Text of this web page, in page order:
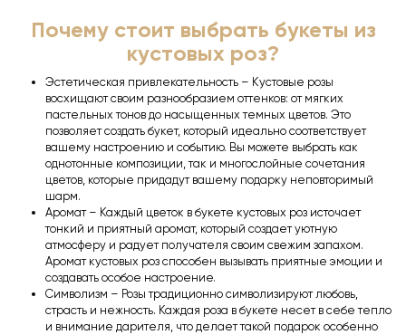
Почему стоит выбрать букеты из
кустовых роз?
Эстетическая привлекательность – Кустовые розы
восхищают своим разнообразием оттенков: от мягких
пастельных тонов до насыщенных темных цветов. Это
позволяет создать букет, который идеально соответствует
вашему настроению и событию. Вы можете выбрать как
однотонные композиции, так и многослойные сочетания
цветов, которые придадут вашему подарку неповторимый
шарм.
Аромат – Каждый цветок в букете кустовых роз источает
тонкий и приятный аромат, который создает уютную
атмосферу и радует получателя своим свежим запахом.
Аромат кустовых роз способен вызывать приятные эмоции и
создавать особое настроение.
Символизм – Розы традиционно символизируют любовь,
страсть и нежность. Каждая роза в букете несет в себе тепло
и внимание дарителя, что делает такой подарок особенно